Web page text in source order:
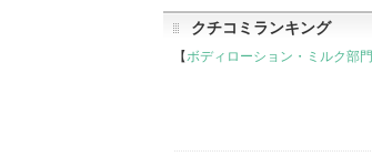
クチコミランキング
【ボディローション・ミルク部門